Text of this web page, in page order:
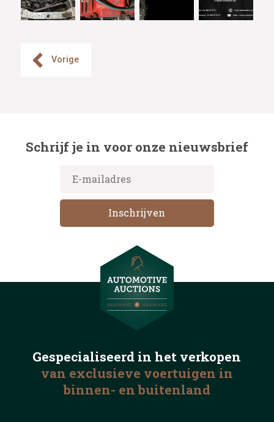
Vorige
Schrijf je in voor onze nieuwsbrief
Gespecialiseerd in het verkopen
van exclusieve voertuigen in
binnen- en buitenland